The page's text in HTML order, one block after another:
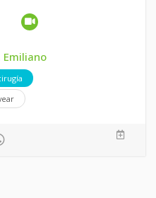
Emiliano